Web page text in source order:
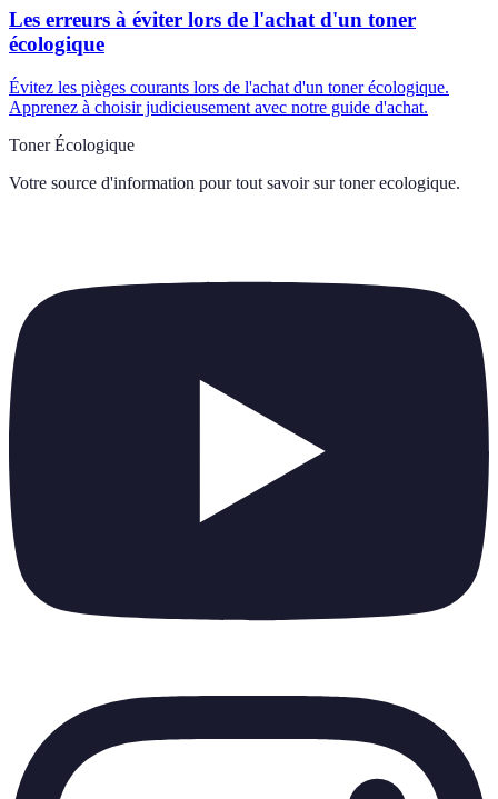
Les erreurs à éviter lors de l'achat d'un toner
écologique
Évitez les pièges courants lors de l'achat d'un toner écologique.
Apprenez à choisir judicieusement avec notre guide d'achat.
Toner Écologique
Votre source d'information pour tout savoir sur toner ecologique.